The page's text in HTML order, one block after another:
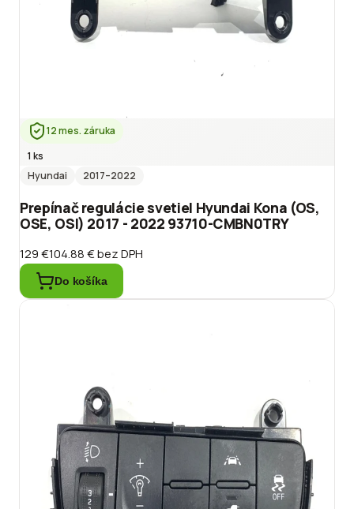
12 mes. záruka
1 ks
Hyundai
2017–2022
Prepínač regulácie svetiel Hyundai Kona (OS,
OSE, OSI) 2017 - 2022 93710-CMBN0TRY
129 €104.88 €bez DPH
Do košíka